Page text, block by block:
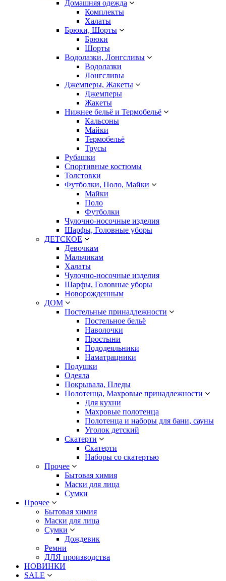
Домашняя одежда
Комплекты
Халаты
Брюки, Шорты
Брюки
Шорты
Водолазки, Лонгсливы
Водолазки
Лонгсливы
Джемперы, Жакеты
Джемперы
Жакеты
Нижнее бельё и Термобельё
Кальсоны
Майки
Термобельё
Трусы
Рубашки
Спортивные костюмы
Толстовки
Футболки, Поло, Майки
Майки
Поло
Футболки
Чулочно-носочные изделия
Шарфы, Головные уборы
ДЕТСКОЕ
Девочкам
Мальчикам
Халаты
Чулочно-носочные изделия
Шарфы, Головные уборы
Новорожденным
ДОМ
Постельные принадлежности
Постельное бельё
Наволочки
Простыни
Пододеяльники
Наматрацники
Подушки
Одеяла
Покрывала, Пледы
Полотенца, Махровые принадлежности
Для кухни
Махровые полотенца
Полотенца и наборы для бани, сауны
Уголок детский
Скатерти
Скатерти
Наборы со скатертью
Прочее
Бытовая химия
Маски для лица
Сумки
Прочее
Бытовая химия
Маски для лица
Сумки
Дождевик
Ремни
ДЛЯ производства
НОВИНКИ
SALE